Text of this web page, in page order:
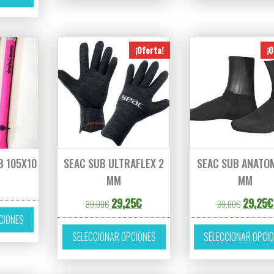
105X10
Este producto tiene múltiples variantes. Las opciones se pueden
¡Oferta!
SEAC SUB ULTRAFLEX 2
MM
39,00€ El precio original era: 39,00€.
29,25€El precio actual es: 29,25€.
SELECCIONAR OPCIONES
Este producto tiene múltiples
SEAC SUB
MM
39,00€ El
29,25€
SELECCIONAR